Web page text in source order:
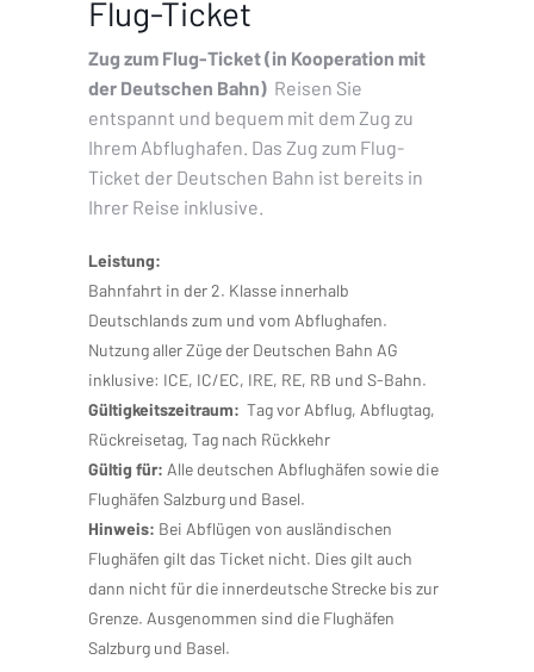
Flug-Ticket
Zug zum Flug-Ticket (in Kooperation mit
der Deutschen Bahn) Reisen Sie
entspannt und bequem mit dem Zug zu
Ihrem Abflughafen. Das Zug zum Flug-
Ticket der Deutschen Bahn ist bereits in
Ihrer Reise inklusive.
Leistung:
Bahnfahrt in der 2. Klasse innerhalb
Deutschlands zum und vom Abflughafen.
Nutzung aller Züge der Deutschen Bahn AG
inklusive: ICE, IC/EC, IRE, RE, RB und S-Bahn.
Gültigkeitszeitraum: Tag vor Abflug, Abflugtag,
Rückreisetag, Tag nach Rückkehr
Gültig für: Alle deutschen Abflughäfen sowie die
Flughäfen Salzburg und Basel.
Hinweis: Bei Abflügen von ausländischen
Flughäfen gilt das Ticket nicht. Dies gilt auch
dann nicht für die innerdeutsche Strecke bis zur
Grenze. Ausgenommen sind die Flughäfen
Salzburg und Basel.